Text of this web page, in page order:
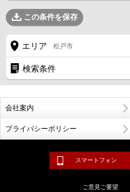
この条件を保存
エリア 松戸市
検索条件
会社案内
プライバシーポリシー
スマートフォン
ご意見ご要望